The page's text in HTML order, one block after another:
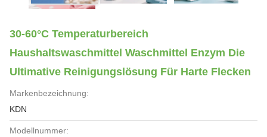
30-60°C Temperaturbereich
Haushaltswaschmittel Waschmittel Enzym Die
Ultimative Reinigungslösung Für Harte Flecken
Markenbezeichnung:
KDN
Modellnummer: